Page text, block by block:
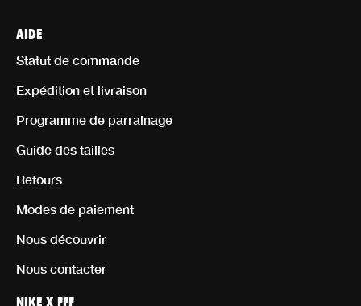
AIDE
Statut de commande
Expédition et livraison
Programme de parrainage
Guide des tailles
Retours
Modes de paiement
Nous découvrir
Nous contacter
NIKE X FFF